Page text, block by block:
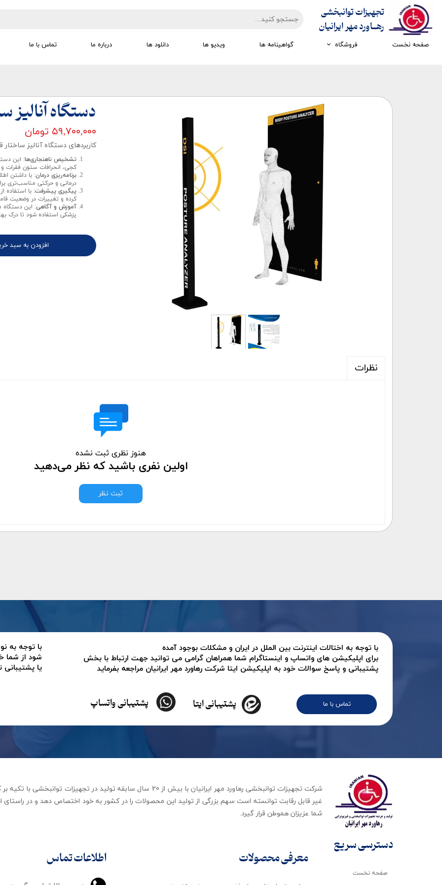
تجهیزات توانبخشی
​​​​​​​رهــاورد مهر ایرانیان
صفحه نخست فروشگاه
تجهیزات کار درمانی
تجهیزات مکانوتراپی تجهیزات الکترو تراپی
گواهینامه ها ویدیو ها دانلود ها درباره ما تماس با ما
دستگاه آنالیز
۵۹,۷۰۰,۰۰۰ تومان
کاربردهای دستگاه آنالیز ساختار
تشخیص ناهنجاری‌ها: این
کجی، انحرافات ستون فقرات
برنامه‌ریزی درمان: با داشتن
درمانی و حرکتی مناسب‌تری
پیگیری پیشرفت: با استفاده
کرده و تغییرات در وضعیت
آموزش و آگاهی: این دستگاه
پزشکی استفاده شود تا درک
افزودن به سبد
نظرات
هنوز نظری ثبت نشده
اولین نفری باشید که نظر می‌دهید
ثبت نظر
تماس با ما
با توجه به اختالات اینترنت بین الملل در ایران و مشکلات بوجود آمده
برای اپلیکیشن های واتساپ و اینستاگرام شما همراهان گرامی می توانید جهت ارتباط با بخش
پشتیبانی و پاسخ سوالات خود به اپلیکیشن ایتا شرکت رهاورد مهر ایرانیان مراجعه بفرماید
پشتیبانی ایتا پشتیبانی واتساپ
با توجه به
شود از شما
یا
اطلاعات تماس
شرکت تجهیزات توانبخشی رهاورد مهر ایرانیان با بیش از 20 سال سابقه
غیر قابل رقابت توانسته است سهم بزرگی از تولید این محصولات را در کشور به خود اختصاص دهد و در راستای
شما عزیزان هموطن قرار گیرد​​​​​​​.
صفحه نخست
دسترسی سریع
معرفی محصولات